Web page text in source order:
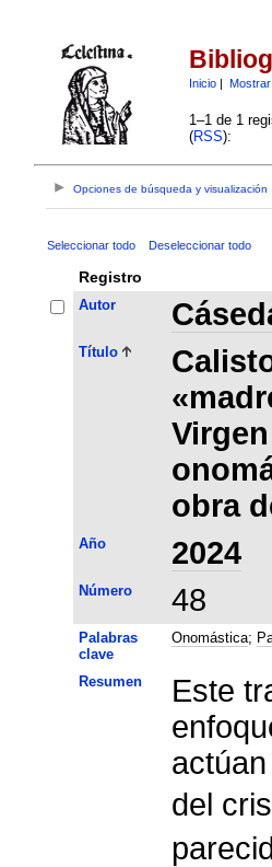
Inicio|
1–1 de 1
(RSS):
Opciones de búsqueda y visualización
Seleccionar todo Deseleccionar todo
Registro
Autor
Título
obra
Año 2024
Número 48
Palabras
clave
Onomástica;
Resumen
Este
del